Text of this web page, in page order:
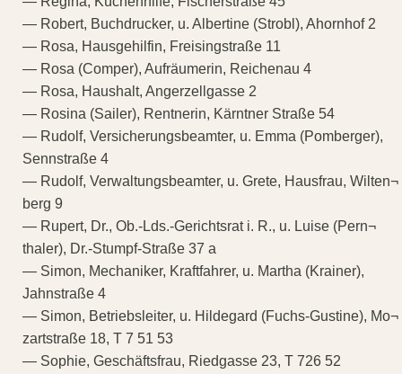
— Robert, Buchdrucker, u. Albertine (Strobl), Ahornhof 2
— Rosa, Hausgehilfin, Freisingstraße 11
— Rosa (Comper), Aufräumerin, Reichenau 4
— Rosa, Haushalt, Angerzellgasse 2
— Rosina (Sailer), Rentnerin, Kärntner Straße 54
— Rudolf, Versicherungsbeamter, u. Emma (Pomberger),
Sennstraße 4
— Rudolf, Verwaltungsbeamter, u. Grete, Hausfrau, Wilten¬
berg 9
— Rupert, Dr., Ob.-Lds.-Gerichtsrat i. R., u. Luise (Pern¬
thaler), Dr.-Stumpf-Straße 37 a
— Simon, Mechaniker, Kraftfahrer, u. Martha (Krainer),
Jahnstraße 4
— Simon, Betriebsleiter, u. Hildegard (Fuchs-Gustine), Mo¬
zartstraße 18, T 7 51 53
— Sophie, Geschäftsfrau, Riedgasse 23, T 726 52